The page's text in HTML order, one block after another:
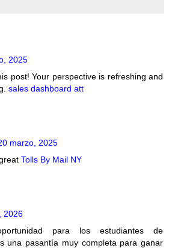
2025
post! Your perspective is refreshing and
sales dashboard att
marzo, 2025
Tolls By Mail NY
2026
para los estudiantes de
una pasantía muy completa para ganar